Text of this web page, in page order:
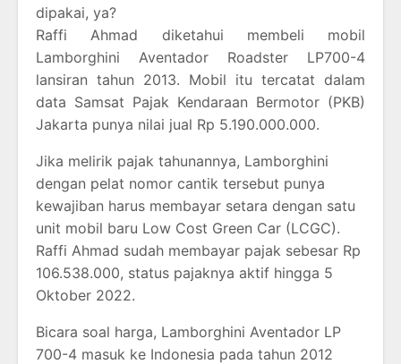
dipakai, ya?
Raffi Ahmad diketahui membeli mobil
Lamborghini Aventador Roadster LP700-4
lansiran tahun 2013. Mobil itu tercatat dalam
data Samsat Pajak Kendaraan Bermotor (PKB)
Jakarta punya nilai jual Rp 5.190.000.000.
Jika melirik pajak tahunannya, Lamborghini
dengan pelat nomor cantik tersebut punya
kewajiban harus membayar setara dengan satu
unit mobil baru Low Cost Green Car (LCGC).
Raffi Ahmad sudah membayar pajak sebesar Rp
106.538.000, status pajaknya aktif hingga 5
Oktober 2022.
Bicara soal harga, Lamborghini Aventador LP
700-4 masuk ke Indonesia pada tahun 2012